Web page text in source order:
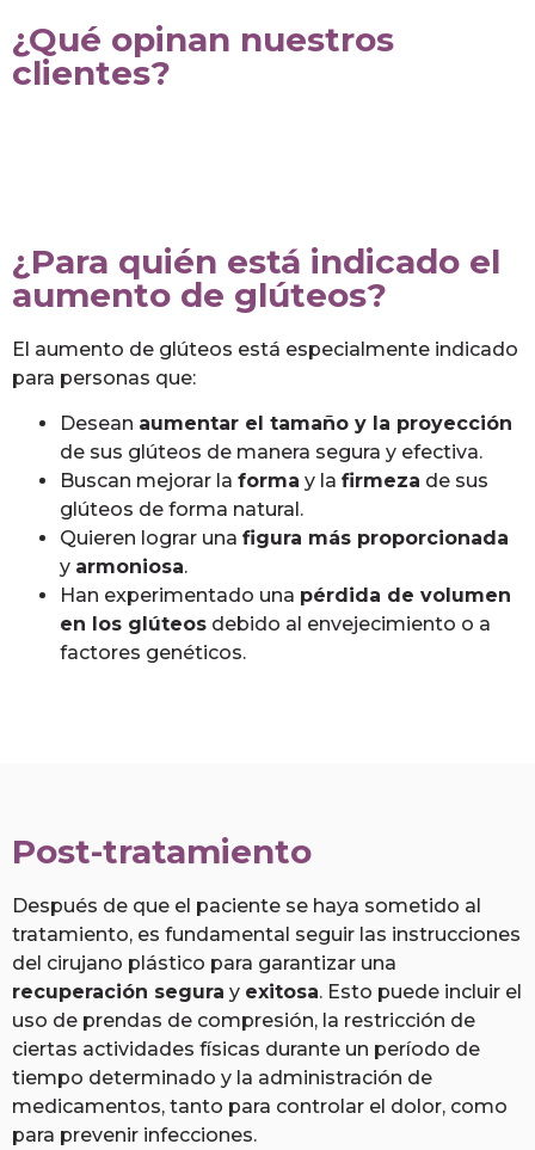
¿Qué opinan nuestros
clientes?
¿Para quién está indicado el
aumento de glúteos?
El aumento de glúteos está especialmente indicado
para personas que:
Desean aumentar el tamaño y la proyección
de sus glúteos de manera segura y efectiva.
Buscan mejorar la forma y la firmeza de sus
glúteos de forma natural.
Quieren lograr una figura más proporcionada
y armoniosa.
Han experimentado una pérdida de volumen
en los glúteos debido al envejecimiento o a
factores genéticos.
Post-tratamiento
Después de que el paciente se haya sometido al
tratamiento, es fundamental seguir las instrucciones
del cirujano plástico para garantizar una
recuperación segura y exitosa. Esto puede incluir el
uso de prendas de compresión, la restricción de
ciertas actividades físicas durante un período de
tiempo determinado y la administración de
medicamentos, tanto para controlar el dolor, como
para prevenir infecciones.